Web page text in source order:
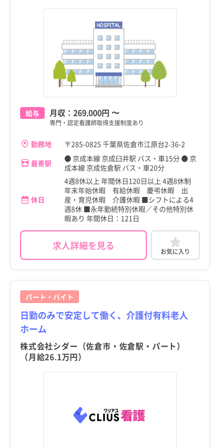
都道府県すべて
千葉県 すべて
千葉市
銚子市
市川市
給与 月収： 269,000円 〜
専門・認定看護師取得支援制度あり
勤務地
〒285-0825 千葉県佐倉市江原台2-36-2
最寄駅
● 京成本線 京成臼井駅 バス・車15分 ● 京
成本線 京成佐倉駅 バス・車20分
休日
4週8休以上 年間休日120日以上 4週8休制
年末年始休暇 有給休暇 慶弔休暇 出
産・育児休暇 介護休暇 ■シフトによる4
週8休 ■永年勤続特別休暇／その他特別休
暇あり 年間休日：121日
求人詳細を見る お気に入り
パート・バイト
日勤のみで安定して働く、介護付有料老人
ホーム
株式会社シダー（佐倉市・佐倉駅・パート）
（月給26.1万円）
都道府県すべて
千葉県 すべて
千葉市
銚子市
市川市